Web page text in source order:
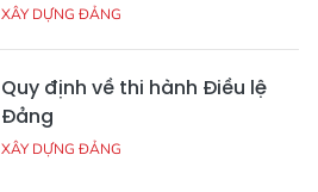
XÂY DỰNG ĐẢNG
Quy định về thi hành Điều lệ
Đảng
XÂY DỰNG ĐẢNG